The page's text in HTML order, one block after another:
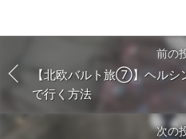
る
前の
【北欧バルト旅⑦】ヘルシ
で行く方法
次の